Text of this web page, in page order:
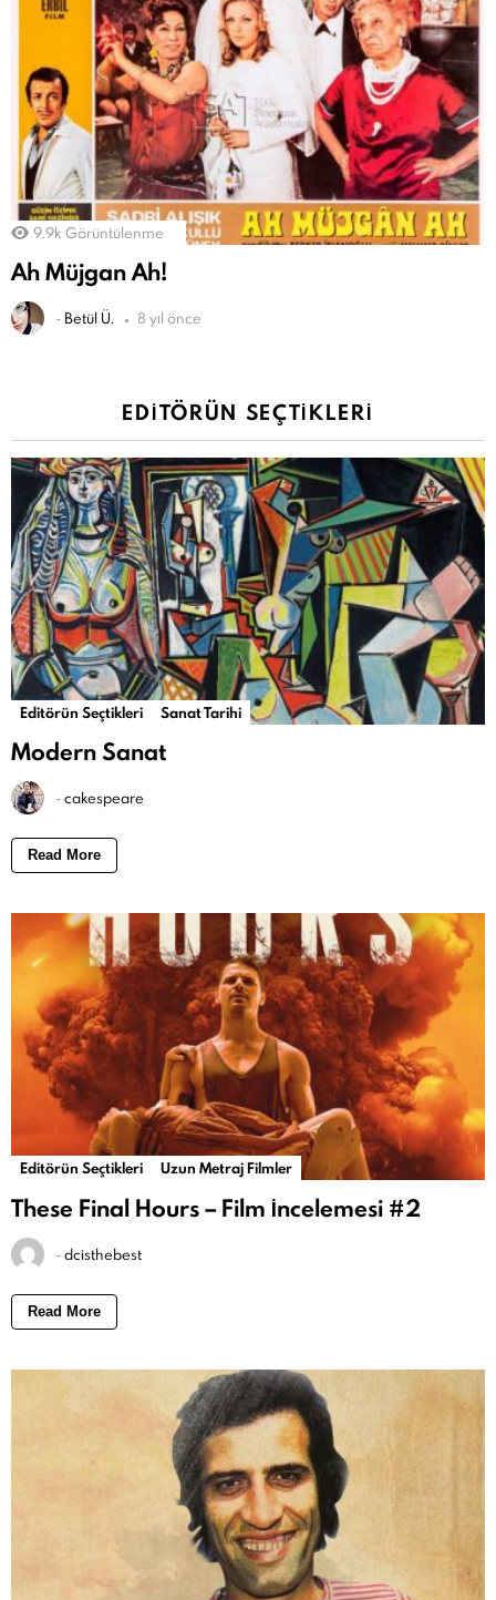
9.9k Görüntülenme
Ah Müjgan Ah!
- Betül Ü. 8 yıl önce
EDITÖRÜN SEÇTIKLERI
Editörün Seçtikleri Sanat Tarihi
Modern Sanat
-cakespeare
Read More
Editörün Seçtikleri Uzun Metraj Filmler
These Final Hours – Film İncelemesi #2
-dcisthebest
Read More